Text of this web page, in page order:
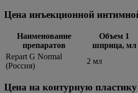
Цена инъекционной
Наименование
препаратов
Объем 1
шприца, мл
Repart G Normal
(Россия)
2 мл
Цена на контурную пластику